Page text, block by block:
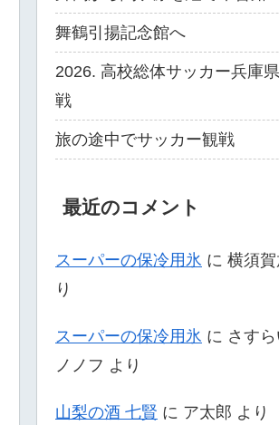
舞鶴引揚記念館へ
2026. 高校総体サッカー兵庫
戦
旅の途中でサッカー観戦
最近のコメント
スーパーの保冷用氷 に 横須
り
スーパーの保冷用氷 に さす
ノノフ より
山梨の酒 七賢 に ア太郎 より